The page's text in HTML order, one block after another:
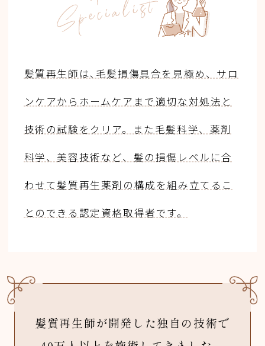
髪質再生師は､毛髪損傷具合を見極め、サロ
ンケアからホームケアまで適切な対処法と
技術の試験をクリア。また毛髪科学、薬剤
科学、美容技術など、髪の損傷レベルに合
わせて髪質再生薬剤の構成を組み立てるこ
とのできる認定資格取得者です。
髪質再生師が開発した独自の技術で